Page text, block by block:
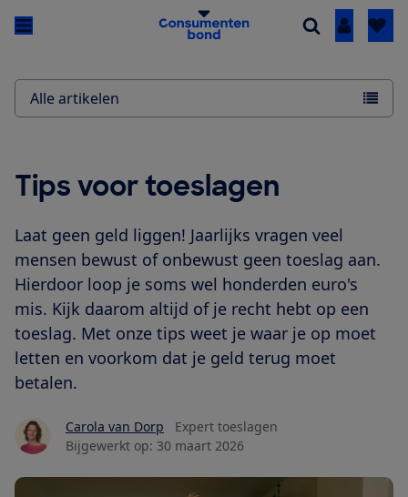
Inloggen
Tips voor toeslagen
Laat geen geld liggen! Jaarlijks vragen veel
mensen bewust of onbewust geen toeslag aan.
Hierdoor loop je soms wel honderden euro's
mis. Kijk daarom altijd of je recht hebt op een
toeslag. Met onze tips weet je waar je op moet
letten en voorkom dat je geld terug moet
betalen.
Carola van Dorp
Expert toeslagen
Bijgewerkt op: 30 maart 2026
Alle artikelen